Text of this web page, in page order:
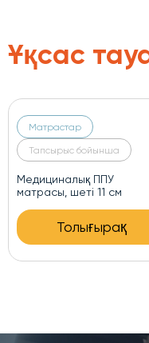
Ұқсас
Матрастар
Тапсырыс бойынша
Медициналық ППУ
матрасы, шеті 11 см
Толығырақ